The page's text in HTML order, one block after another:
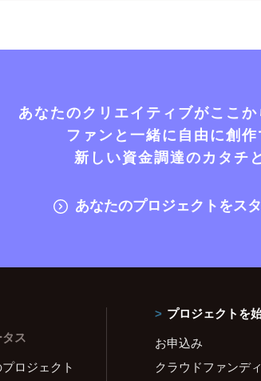
あなたのクリエイティブがここ
ファンと一緒に自由に創作
新しい資金調達のカタチ
あなたのプロジェクトをス
ス
ロジェクト
プロジェクトを
お申込み
クラウドファンデ